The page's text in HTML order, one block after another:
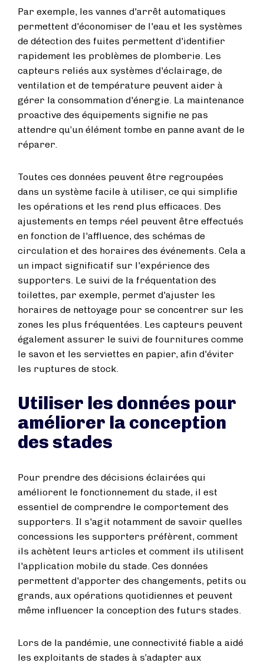
Par exemple, les vannes d'arrêt automatiques
permettent d'économiser de l'eau et les systèmes
de détection des fuites permettent d'identifier
rapidement les problèmes de plomberie. Les
capteurs reliés aux systèmes d'éclairage, de
ventilation et de température peuvent aider à
gérer la consommation d'énergie. La maintenance
proactive des équipements signifie ne pas
attendre qu’un élément tombe en panne avant de le
réparer.
Toutes ces données peuvent être regroupées
dans un système facile à utiliser, ce qui simplifie
les opérations et les rend plus efficaces. Des
ajustements en temps réel peuvent être effectués
en fonction de l'affluence, des schémas de
circulation et des horaires des événements. Cela a
un impact significatif sur l'expérience des
supporters. Le suivi de la fréquentation des
toilettes, par exemple, permet d'ajuster les
horaires de nettoyage pour se concentrer sur les
zones les plus fréquentées. Les capteurs peuvent
également assurer le suivi de fournitures comme
le savon et les serviettes en papier, afin d'éviter
les ruptures de stock.
Utiliser les données pour
améliorer la conception
des stades
Pour prendre des décisions éclairées qui
améliorent le fonctionnement du stade, il est
essentiel de comprendre le comportement des
supporters. Il s'agit notamment de savoir quelles
concessions les supporters préfèrent, comment
ils achètent leurs articles et comment ils utilisent
l'application mobile du stade. Ces données
permettent d'apporter des changements, petits ou
grands, aux opérations quotidiennes et peuvent
même influencer la conception des futurs stades.
Lors de la pandémie, une connectivité fiable a aidé
les exploitants de stades à s’adapter aux